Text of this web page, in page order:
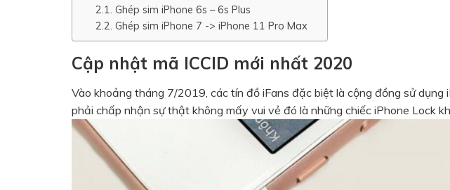
Ghép sim iPhone 6s – 6s Plus
Ghép sim iPhone 7 -> iPhone 11 Pro Max
Cập nhật mã ICCID mới nhất 2020
Vào khoảng tháng 7/2019, các tín đồ iFans đặc biệt là cộng đồng sử dụng
phải chấp nhận sự thật không mấy vui vẻ đó là những chiếc iPhone Lock